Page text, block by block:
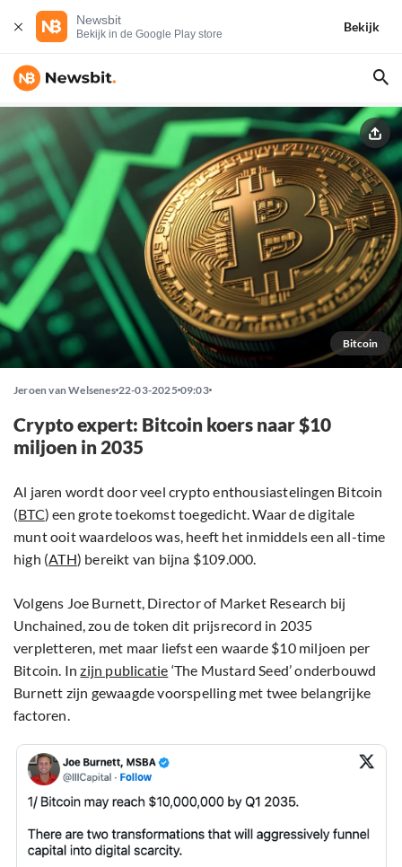
Newsbit
Bekijk in de Google Play store
Bekijk
Bitcoin
Jeroen van Welsenes 22-03-2025 09:03
Crypto expert: Bitcoin koers naar $10
miljoen in 2035
Al jaren wordt door veel crypto enthousiastelingen Bitcoin
(BTC) een grote toekomst toegedicht. Waar de digitale
munt ooit waardeloos was, heeft het inmiddels een all-time
high (ATH) bereikt van bijna $109.000.
Volgens Joe Burnett, Director of Market Research bij
Unchained, zou de token dit prijsrecord in 2035
verpletteren, met maar liefst een waarde $10 miljoen per
Bitcoin. Inzijn publicatie ‘The Mustard Seed’ onderbouwd
Burnett zijn gewaagde voorspelling met twee belangrijke
factoren.